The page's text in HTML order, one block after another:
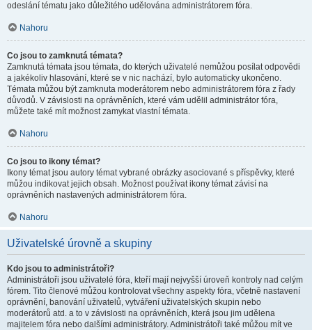
odeslání tématu jako důležitého udělována administrátorem fóra.
Nahoru
Co jsou to zamknutá témata?
Zamknutá témata jsou témata, do kterých uživatelé nemůžou posílat odpovědi
a jakékoliv hlasování, které se v nic nachází, bylo automaticky ukončeno.
Témata můžou být zamknuta moderátorem nebo administrátorem fóra z řady
důvodů. V závislosti na oprávněních, které vám udělil administrátor fóra,
můžete také mít možnost zamykat vlastní témata.
Nahoru
Co jsou to ikony témat?
Ikony témat jsou autory témat vybrané obrázky asociované s příspěvky, které
můžou indikovat jejich obsah. Možnost používat ikony témat závisí na
oprávněních nastavených administrátorem fóra.
Nahoru
Uživatelské úrovně a skupiny
Kdo jsou to administrátoři?
Administrátoři jsou uživatelé fóra, kteří mají nejvyšší úroveň kontroly nad celým
fórem. Tito členové můžou kontrolovat všechny aspekty fóra, včetně nastavení
oprávnění, banování uživatelů, vytváření uživatelských skupin nebo
moderátorů atd. a to v závislosti na oprávněních, která jsou jim udělena
majitelem fóra nebo dalšími administrátory. Administrátoři také můžou mít ve